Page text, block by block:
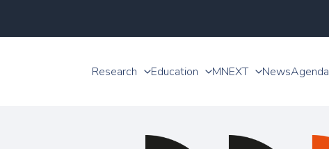
Research Education MNEXT NewsAgenda